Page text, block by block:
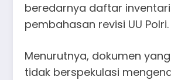
beredarnya daftar
pembahasan revisi UU Polri.
Menurutnya, dokumen
tidak berspekulasi